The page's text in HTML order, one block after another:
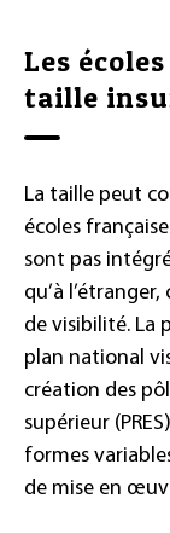
Les
taille
La taille peut
écoles
sont pas
qu’à
de visibilité. La
plan national
création des
supérieur
formes
de mise en